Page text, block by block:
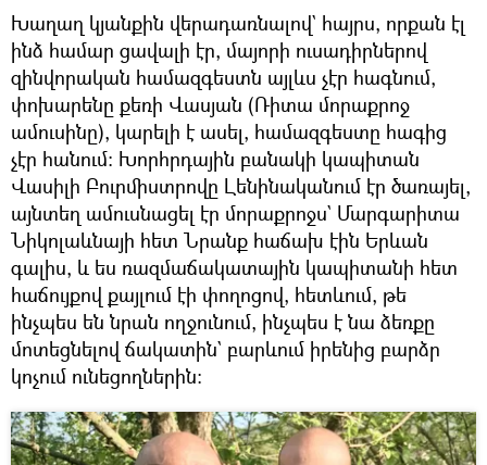
Խաղաղ կյանքին վերադառնալով` հայրս, որքան էլ
ինձ համար ցավալի էր, մայորի ուսադիրներով
զինվորական համազգեստն այլևս չէր հագնում,
փոխարենը քեռի Վասյան (Ռիտա մորաքրոջ
ամուսինը), կարելի է ասել, համազգեստը հագից
չէր հանում։ Խորհրդային բանակի կապիտան
Վասիլի Բուրմիստրովը Լենինականում էր ծառայել,
այնտեղ ամուսնացել էր մորաքրոջս` Մարգարիտա
Նիկոլաևնայի հետ Նրանք հաճախ էին Երևան
գալիս, և ես ռազմաճակատային կապիտանի հետ
հաճույքով քայլում էի փողոցով, հետևում, թե
ինչպես են նրան ողջունում, ինչպես է նա ձեռքը
մոտեցնելով ճակատին` բարևում իրենից բարձր
կոչում ունեցողներին։